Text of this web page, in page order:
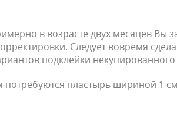
в возрасте двух месяцев Вы
Следует вовремя
подклейки некупированного
потребуются пластырь шириной 1